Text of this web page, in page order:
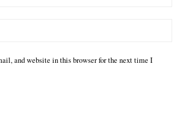
and website in this browser for the next time I